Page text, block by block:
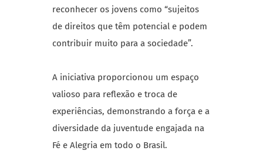
reconhecer os jovens como “sujeitos
de direitos que têm potencial e podem
contribuir muito para a sociedade”.
A iniciativa proporcionou um espaço
valioso para reflexão e troca de
experiências, demonstrando a força e a
diversidade da juventude engajada na
Fé e Alegria em todo o Brasil.